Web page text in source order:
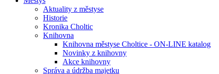
Aktuality z městyse
Historie
Kronika Choltic
Knihovna
Knihovna městyse Choltice - ON-LINE katalog
Novinky z knihovny
Akce knihovny
Správa a údržba majetku